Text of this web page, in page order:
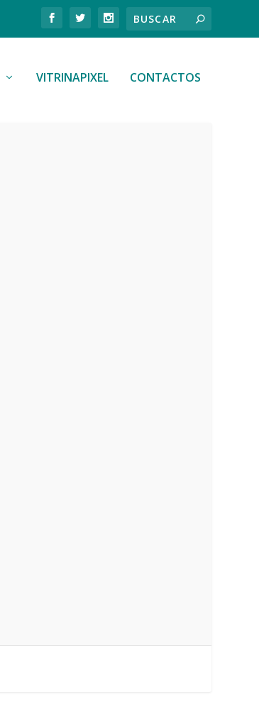
VITRINAPIXEL CONTACTOS